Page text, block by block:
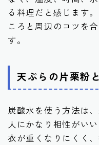
る料理だと感じます
ころと周辺のコツを
す。
天ぷらの片栗粉
炭酸水を使う方法は
人にかなり相性がい
衣が重くなりにくく